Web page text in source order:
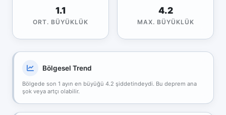
1.1
ORT. BÜYÜKLÜK
4.2
MAX. BÜYÜKLÜK
Bölgesel Trend
Bölgede son 1 ayın en büyüğü 4.2 şiddetindeydi. Bu deprem ana
şok veya artçı olabilir.